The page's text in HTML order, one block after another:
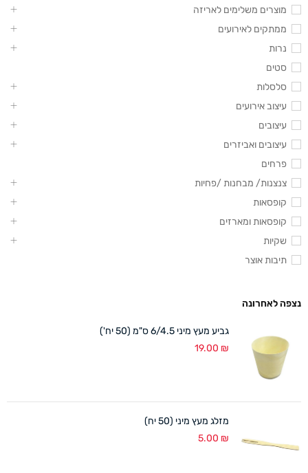
מוצרים משלימים לאריזה
ממתקים לאירועים
נרות
סטים
סלסלות
עיצוב אירועים
עיצובים
עיצובים ואביזרים
פרחים
צנצנות/ מבחנות /פחיות
קופסאות
קופסאות ומארזים
שקיות
תיבות אוצר
נצפה לאחרונה
גביע מעץ מיני 6/4.5 ס"מ (50 יח')
19.00 ₪
מזלג מעץ מיני (50 יח)
5.00 ₪